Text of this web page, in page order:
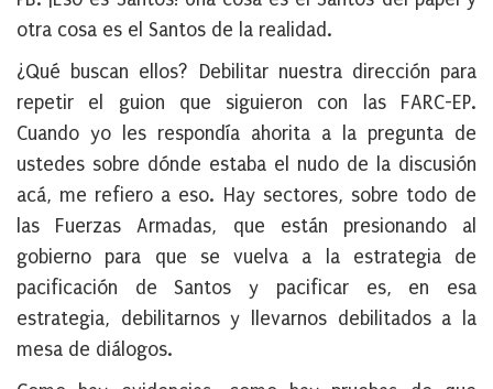
otra cosa es el Santos de la realidad.
¿Qué buscan ellos? Debilitar nuestra dirección para
repetir el guion que siguieron con las FARC-EP.
Cuando yo les respondía ahorita a la pregunta de
ustedes sobre dónde estaba el nudo de la discusión
acá, me refiero a eso. Hay sectores, sobre todo de
las Fuerzas Armadas, que están presionando al
gobierno para que se vuelva a la estrategia de
pacificación de Santos y pacificar es, en esa
estrategia, debilitarnos y llevarnos debilitados a la
mesa de diálogos.